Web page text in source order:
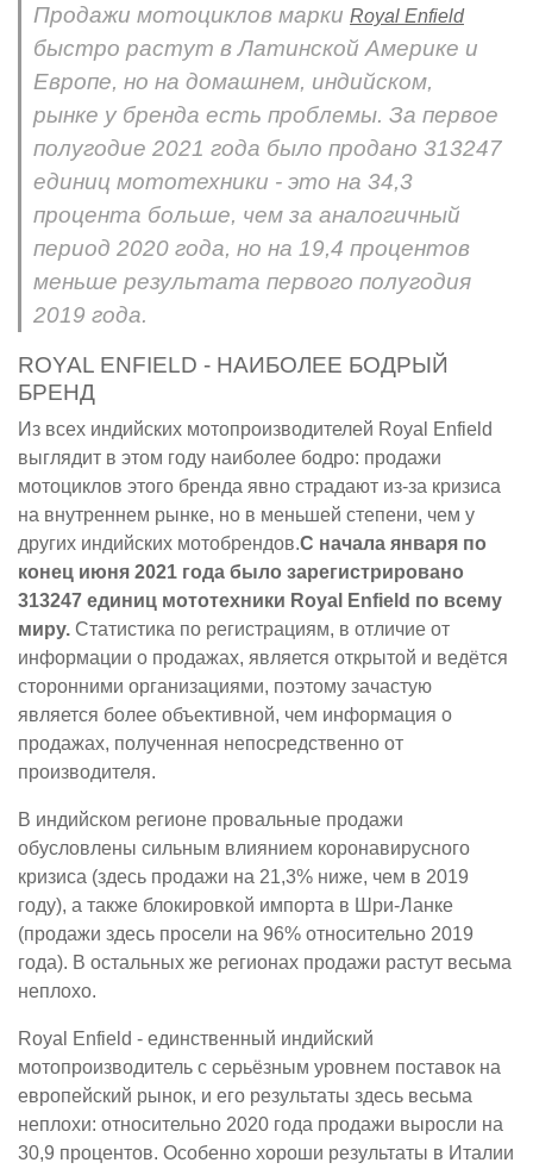
Продажи мотоциклов марки Royal Enfield
быстро растут в Латинской Америке и
Европе, но на домашнем, индийском,
рынке у бренда есть проблемы. За первое
полугодие 2021 года было продано 313247
единиц мототехники - это на 34,3
процента больше, чем за аналогичный
период 2020 года, но на 19,4 процентов
меньше результата первого полугодия
2019 года.
ROYAL ENFIELD - НАИБОЛЕЕ БОДРЫЙ
БРЕНД
Из всех индийских мотопроизводителей Royal Enfield
выглядит в этом году наиболее бодро: продажи
мотоциклов этого бренда явно страдают из-за кризиса
на внутреннем рынке, но в меньшей степени, чем у
других индийских мотобрендов.С начала января по
конец июня 2021 года было зарегистрировано
313247 единиц мототехники Royal Enfield по всему
миру. Статистика по регистрациям, в отличие от
информации о продажах, является открытой и ведётся
сторонними организациями, поэтому зачастую
является более объективной, чем информация о
продажах, полученная непосредственно от
производителя.
В индийском регионе провальные продажи
обусловлены сильным влиянием коронавирусного
кризиса (здесь продажи на 21,3% ниже, чем в 2019
году), а также блокировкой импорта в Шри-Ланке
(продажи здесь просели на 96% относительно 2019
года). В остальных же регионах продажи растут весьма
неплохо.
Royal Enfield - единственный индийский
мотопроизводитель с серьёзным уровнем поставок на
европейский рынок, и его результаты здесь весьма
неплохи: относительно 2020 года продажи выросли на
30,9 процентов. Особенно хороши результаты в Италии